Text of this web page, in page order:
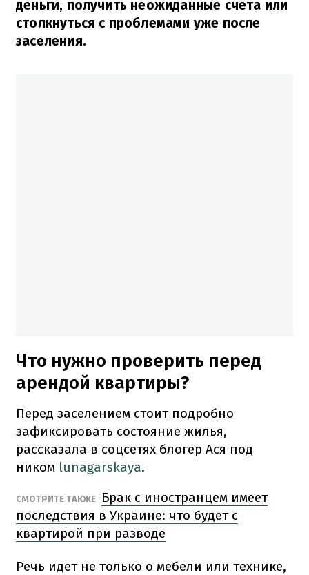
деньги, получить неожиданные счета или
столкнуться с проблемами уже после
заселения.
Что нужно проверить перед
арендой квартиры?
Перед заселением стоит подробно
зафиксировать состояние жилья,
рассказала в соцсетях блогер Ася под
ником lunagarskaya.
СМОТРИТЕ ТАКЖЕ
Брак с иностранцем имеет
последствия в Украине: что будет с
квартирой при разводе
Речь идет не только о мебели или технике,